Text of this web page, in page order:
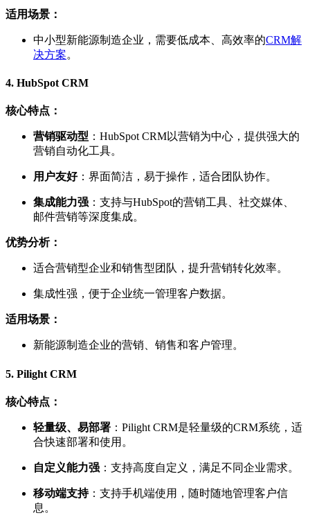
适用场景：
中小型新能源制造企业，需要低成本、高效率的CRM解
决方案。
4. HubSpot CRM
核心特点：
营销驱动型 ：HubSpot CRM以营销为中心，提供强大的
营销自动化工具。
用户友好：界面简洁，易于操作，适合团队协作。
集成能力强 ：支持与HubSpot的营销工具、社交媒体、
邮件营销等深度集成。
优势分析：
适合营销型企业和销售型团队，提升营销转化效率。
集成性强，便于企业统一管理客户数据。
适用场景：
新能源制造企业的营销、销售和客户管理。
5. Pilight CRM
核心特点：
轻量级、易部署 ：Pilight CRM是轻量级的CRM系统，适
合快速部署和使用。
自定义能力强 ：支持高度自定义，满足不同企业需求。
移动端支持：支持手机端使用，随时随地管理客户信
息。